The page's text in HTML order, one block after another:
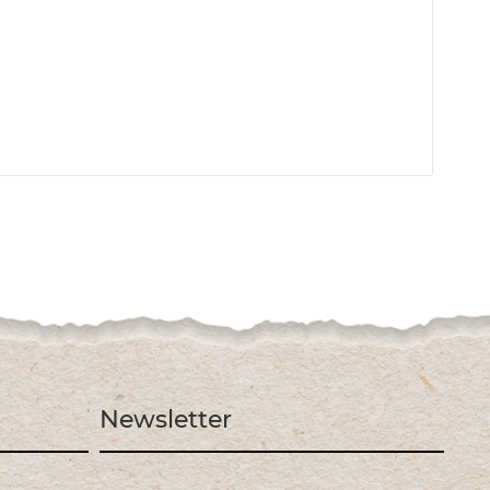
Newsletter